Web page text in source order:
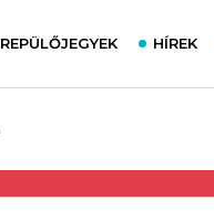
REPÜLŐJEGYEK HÍREK